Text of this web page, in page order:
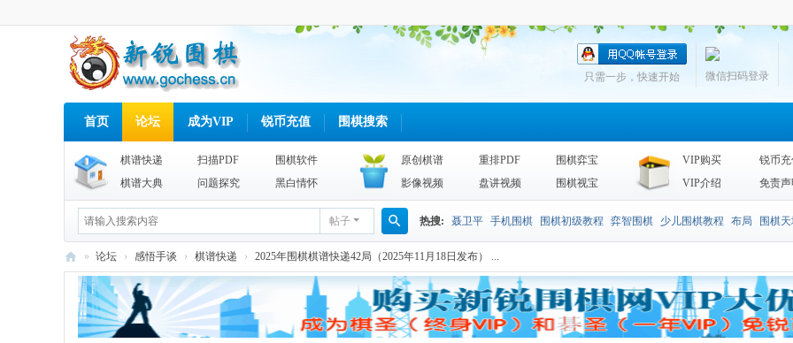
微信扫码登录
只需一步，快速开始
首页 论坛 成为VIP 锐币充值 围棋搜索
棋谱快递 扫描PDF
围棋软件
棋谱大典
问题探究 黑白情怀
原创棋谱 重排PDF
围棋弈宝
影像视频
盘讲视频 围棋视宝
VIP购买
锐币
VIP介绍
免责
帖子
搜
索
热搜: 聂卫平 手机围棋 围棋初级教程 弈智围棋 少儿围棋教程 布局 围棋
围棋天地2013 李昌镐
» 论坛 › 感悟手谈 › 棋谱快递 › 2025年围棋棋谱快递42局（2025年11月18日发布） ...